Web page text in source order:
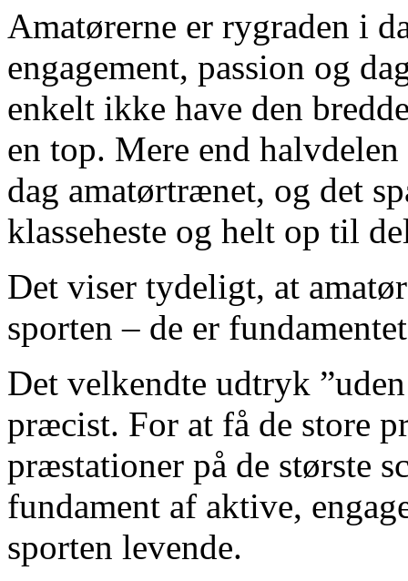
Amatørerne er rygraden i
engagement, passion og
enkelt ikke have den
en top. Mere end
dag amatørtrænet, og det
klasseheste og helt op til
Det viser tydeligt, at
sporten – de er
Det velkendte udtryk
præcist. For at få de store
præstationer på de største
fundament af aktive,
sporten levende.